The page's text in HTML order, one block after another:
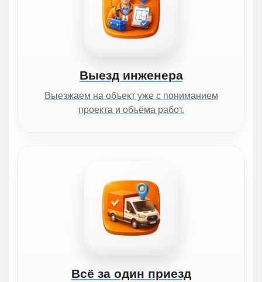
Выезд инженера
Выезжаем на объект уже с пониманием
проекта и объёма работ.
Всё за один приезд